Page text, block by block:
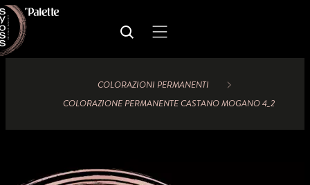
COLORAZIONI PERMANENTI
COLORAZIONE PERMANENTE CASTANO MOGANO 4_2